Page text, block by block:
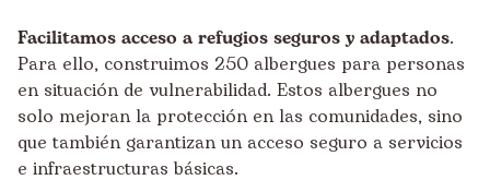
Facilitamos acceso a refugios seguros y adaptados.
Para ello, construimos 250 albergues para personas
en situación de vulnerabilidad. Estos albergues no
solo mejoran la protección en las comunidades, sino
que también garantizan un acceso seguro a servicios
e infraestructuras básicas.